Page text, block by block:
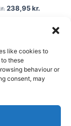
like cookies to
these
behaviour or
consent, may
238,95kr.